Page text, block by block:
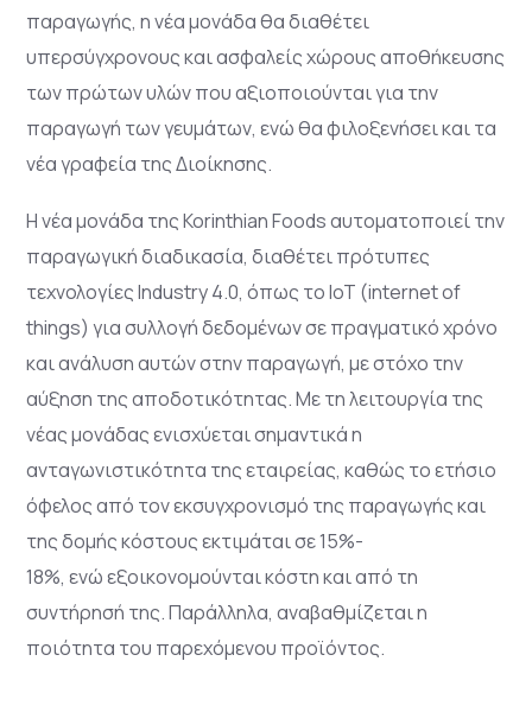
παραγωγής, η νέαμονάδα θα διαθέτει
υπερσύγχρονους και ασφαλείς χώρους αποθήκευσης
των πρώτων υλών πουαξιοποιούνται για την
παραγωγή των γευμάτων, ενώ θα φιλοξενήσει και τα
νέα γραφεία τηςΔιοίκησης.
Η νέα μονάδα της Korinthian Foods αυτοματοποιεί την
παραγωγική διαδικασία, διαθέτει πρότυπες
τεχνολογίες Industry 4.0, όπως το IoT (internet of
things) για συλλογή δεδομένων σε πραγματικό χρόνο
και ανάλυση αυτών στην παραγωγή, με στόχο την
αύξηση της αποδοτικότητας. Με τη λειτουργία της
νέας μονάδας ενισχύεται σημαντικά η
ανταγωνιστικότητα της εταιρείας, καθώς το ετήσιο
όφελος από τον εκσυγχρονισμό της παραγωγής και
της δομής κόστους εκτιμάται σε 15%-
18%, ενώ εξοικονομούνται κόστη και από τη
συντήρησή της. Παράλληλα, αναβαθμίζεται η
ποιότητα του παρεχόμενου προϊόντος.